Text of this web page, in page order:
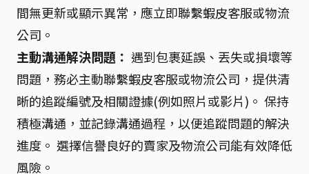
間無更新或顯示異常，應立即聯繫蝦皮客服或物流
公司。
主動溝通解決問題： 遇到包裹延誤、丟失或損壞等
問題，務必主動聯繫蝦皮客服或物流公司，提供清
晰的追蹤編號及相關證據(例如照片或影片)。 保持
積極溝通，並記錄溝通過程，以便追蹤問題的解決
進度。 選擇信譽良好的賣家及物流公司能有效降低
風險。